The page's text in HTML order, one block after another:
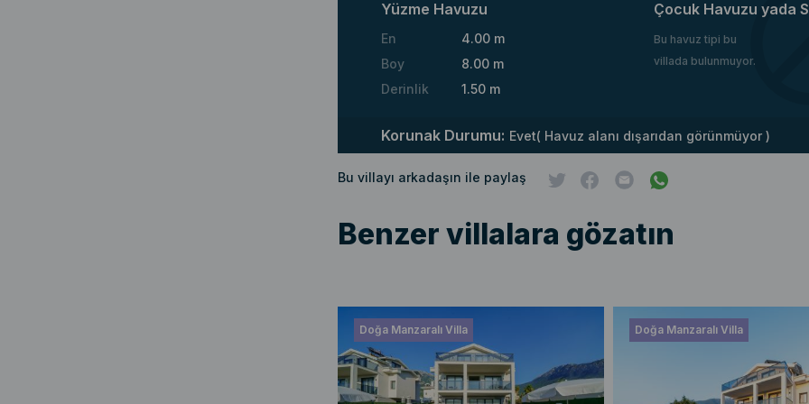
Yüzme Havuzu
En
4.00 m
Boy
8.00 m
Derinlik
1.50 m
Çocuk Havuzu yada
Bu havuz tipi bu
villada bulunmuyor.
Korunak Durumu: Evet( Havuz alanı dışarıdan görünmüyor )
Bu villayı arkadaşın ile paylaş
Benzer villalara gözatın
Doğa Manzaralı Villa Doğa Manzaralı Villa